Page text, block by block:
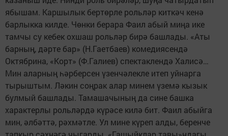
ябышам. Каршылык бертөрле рольләр киткәч кенә
барлыкка килде. Чөнки берара Фаил абый миңа ике
тамчы су кебек охшаш рольләр бирә башлады. «Аты
барның, дәрте бар» (Н.Гаетбаев) комедиясендә
Октябрина, «Корт» (Ф.Галиев) спектаклендә Халисә…
Мин аларның һәрберсен үзенчәлекле итеп уйнарга
тырыштым. Ләкин соңрак алар минем үземә кызык
булмый башлады. Тамашачының да сине башка
характерлы рольләрдә күрәсе килә бит. Фаил абыйга
мин, әлбәттә, рәхмәтле. Ул мине күреп алды, беренче